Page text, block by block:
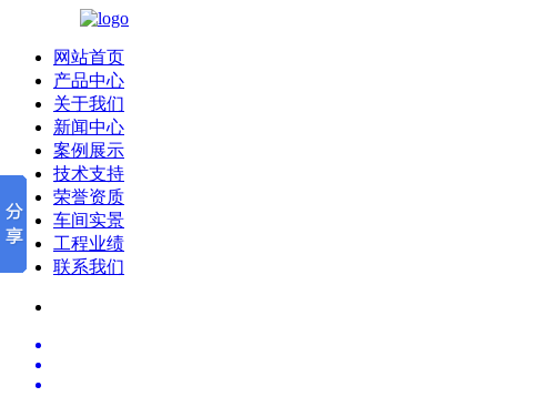
网站首页
产品中心
关于我们
新闻中心
案例展示
技术支持
荣誉资质
车间实景
工程业绩
联系我们